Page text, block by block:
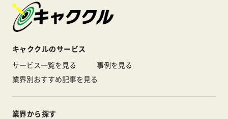
キャククルのサービス
サービス一覧を見る
事例を見る
業界別おすすめ記事を見る
業界から探す